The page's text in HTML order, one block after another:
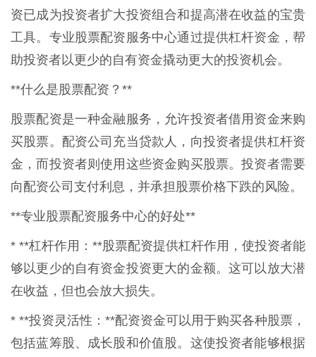
资已成为投资者扩大投资组合和提高潜在收益的宝贵
工具。专业股票配资服务中心通过提供杠杆资金，帮
助投资者以更少的自有资金撬动更大的投资机会。
**什么是股票配资？**
股票配资是一种金融服务，允许投资者借用资金来购
买股票。配资公司充当贷款人，向投资者提供杠杆资
金，而投资者则使用这些资金购买股票。投资者需要
向配资公司支付利息，并承担股票价格下跌的风险。
**专业股票配资服务中心的好处**
* **杠杆作用：**股票配资提供杠杆作用，使投资者能
够以更少的自有资金投资更大的金额。这可以放大潜
在收益，但也会放大损失。
* **投资灵活性：**配资资金可以用于购买各种股票，
包括蓝筹股、成长股和价值股。这使投资者能够根据